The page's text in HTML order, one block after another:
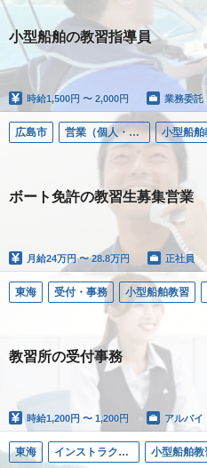
小型船舶の教習指導員
時給1,500円 〜 2,000円 業務委託
広島市 営業（個人・法人） 小型船舶
ボート免許の教習生募集営業
月給24万円 〜 28.8万円 正社員
東海 受付・事務 小型船舶教習
教習所の受付事務
時給1,200円 〜 1,200円 アルバイ
東海 インストラクター／小型船舶 小型船舶教